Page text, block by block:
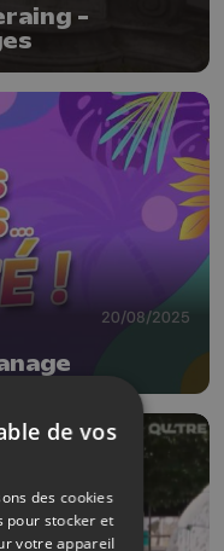
-
20/08/2025
de vos
des cookies
pour stocker et
votre appareil